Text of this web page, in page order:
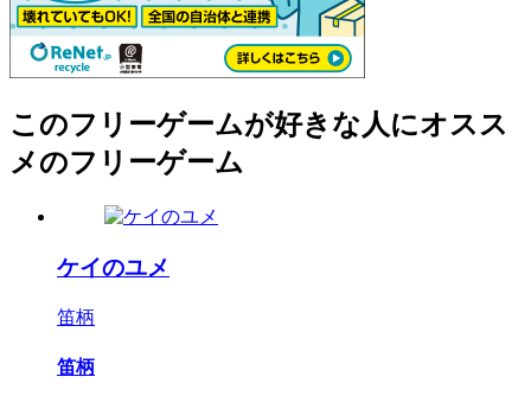
このフリーゲームが好きな人にオスス
メのフリーゲーム
ケイのユメ
笛柄
笛柄